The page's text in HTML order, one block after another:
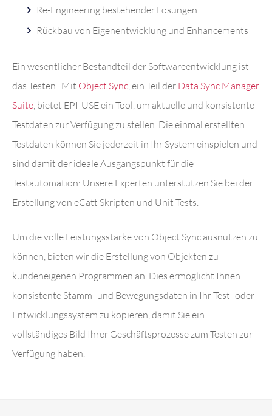
Re-Engineering bestehender Lösungen
Rückbau von Eigenentwicklung und Enhancements
Ein wesentlicher Bestandteil der Softwareentwicklung ist
das Testen. Mit Object Sync , ein Teil der Data Sync Manager
Suite , bietet EPI-USE ein Tool, um aktuelle und konsistente
Testdaten zur Verfügung zu stellen. Die einmal erstellten
Testdaten können Sie jederzeit in Ihr System einspielen und
sind damit der ideale Ausgangspunkt für die
Testautomation: Unsere Experten unterstützen Sie bei der
Erstellung von eCatt Skripten und Unit Tests.
Um die volle Leistungsstärke von Object Sync ausnutzen zu
können, bieten wir die Erstellung von Objekten zu
kundeneigenen Programmen an. Dies ermöglicht Ihnen
konsistente Stamm- und Bewegungsdaten in Ihr Test- oder
Entwicklungssystem zu kopieren, damit Sie ein
vollständiges Bild Ihrer Geschäftsprozesse zum Testen zur
Verfügung haben.